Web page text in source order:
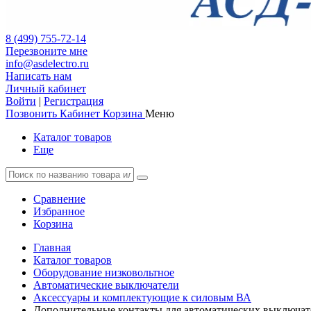
8 (499) 755-72-14
Перезвоните мне
info@asdelectro.ru
Написать нам
Личный кабинет
Войти | Регистрация
Позвонить Кабинет Корзина Меню
Каталог товаров
Еще
Сравнение
Избранное
Корзина
Главная
Каталог товаров
Оборудование низковольтное
Автоматические выключатели
Аксессуары и комплектующие к силовым ВА